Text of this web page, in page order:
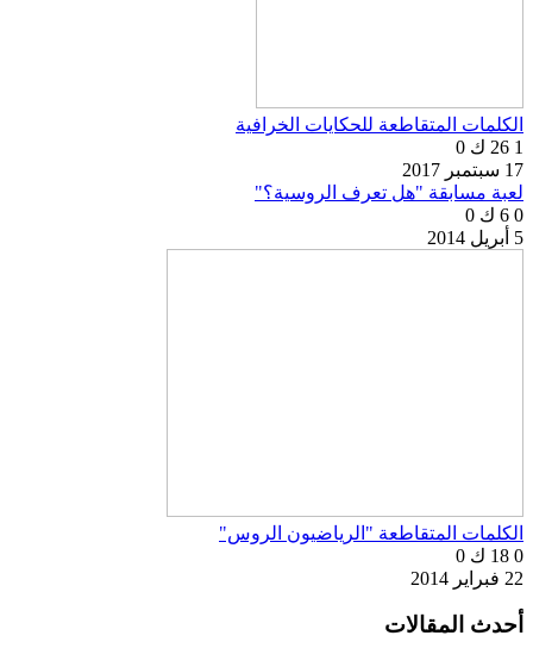
الكلمات المتقاطعة للحكايات الخرافية
1 26 ك
0
17 سبتمبر 2017
لعبة مسابقة "هل تعرف الروسية؟"
0 6 ك
0
5 أبريل 2014
الكلمات المتقاطعة "الرياضيون الروس"
0 18 ك
0
22 فبراير 2014
أحدث المقالات